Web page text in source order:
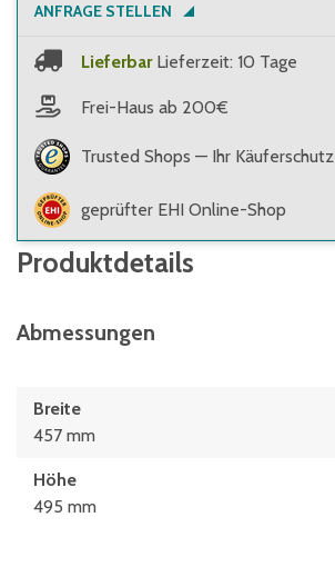
ANFRAGE STELLEN
Lieferbar Lieferzeit: 10 Tage
Frei-Haus ab 200€
Trusted Shops — Ihr Käuferschutz
geprüfter EHI Online-Shop
Produktdetails
Abmessungen
Breite
457 mm
Höhe
495 mm